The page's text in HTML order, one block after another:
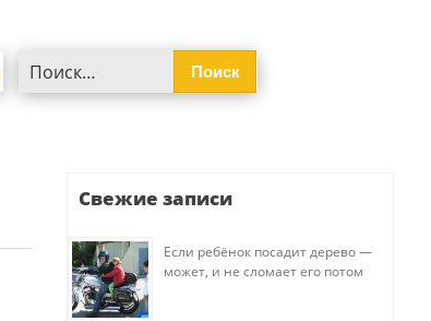
Свежие записи
Если ребёнок посадит дерево —
может, и не сломает его потом